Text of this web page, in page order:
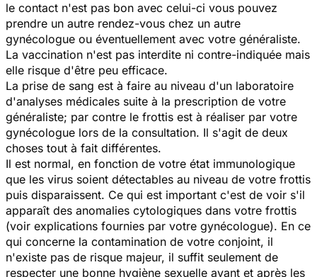
le contact n'est pas bon avec celui-ci vous pouvez
prendre un autre rendez-vous chez un autre
gynécologue ou éventuellement avec votre généraliste.
La vaccination n'est pas interdite ni contre-indiquée mais
elle risque d'être peu efficace.
La prise de sang est à faire au niveau d'un laboratoire
d'analyses médicales suite à la prescription de votre
généraliste; par contre le frottis est à réaliser par votre
gynécologue lors de la consultation. Il s'agit de deux
choses tout à fait différentes.
Il est normal, en fonction de votre état immunologique
que les virus soient détectables au niveau de votre frottis
puis disparaissent. Ce qui est important c'est de voir s'il
apparaît des anomalies cytologiques dans votre frottis
(voir explications fournies par votre gynécologue). En ce
qui concerne la contamination de votre conjoint, il
n'existe pas de risque majeur, il suffit seulement de
respecter une bonne hygiène sexuelle avant et après les